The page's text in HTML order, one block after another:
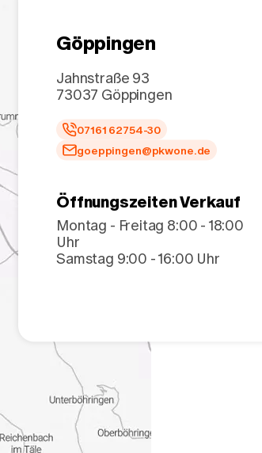
Göppingen
Jahnstraße 93
73037 Göppingen
07161 62754-30
goeppingen@pkwone.de
Öffnungszeiten Verkauf
Montag - Freitag 8:00 - 18:00
Uhr
Samstag 9:00 - 16:00 Uhr